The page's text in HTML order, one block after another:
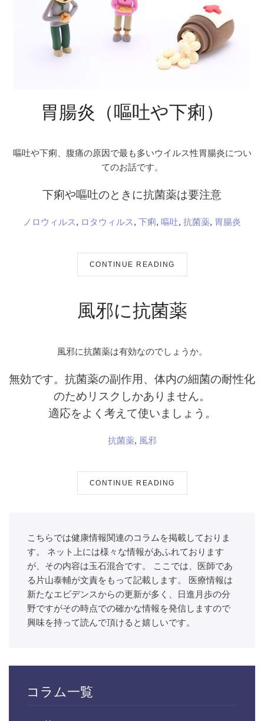
胃腸炎（嘔吐や下痢）
嘔吐や下痢、腹痛の原因で最も多いウイルス性胃腸炎につい
てのお話です。
下痢や嘔吐のときに抗菌薬は要注意
ノロウィルス , ロタウィルス , 下痢, 嘔吐, 抗菌薬, 胃腸炎
CONTINUE READING
風邪に抗菌薬
風邪に抗菌薬は有効なのでしょうか。
無効です。抗菌薬の副作用、体内の細菌の耐性化
のためリスクしかありません。
適応をよく考えて使いましょう。
抗菌薬, 風邪
CONTINUE READING
こちらでは健康情報関連のコラムを掲載しておりま
す。 ネット上には様々な情報があふれております
が、その内容は玉石混合です。 ここでは、医師であ
る片山泰輔が文責をもって記載します。 医療情報は
新たなエビデンスからの更新が多く、日進月歩の分
野ですがその時点での確かな情報を発信しますので
興味を持って読んで頂けると嬉しいです。
コラム一覧